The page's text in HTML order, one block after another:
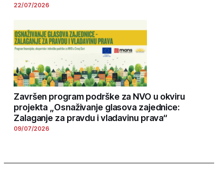
22/07/2026
Završen program podrške za NVO u okviru
projekta „Osnaživanje glasova zajednice:
Zalaganje za pravdu i vladavinu prava“
09/07/2026